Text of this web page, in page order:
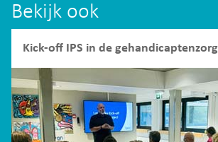
Bekijk ook
Kick-off IPS in de gehandicaptenzorg